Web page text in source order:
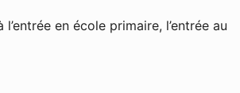
en école primaire, l’entrée au